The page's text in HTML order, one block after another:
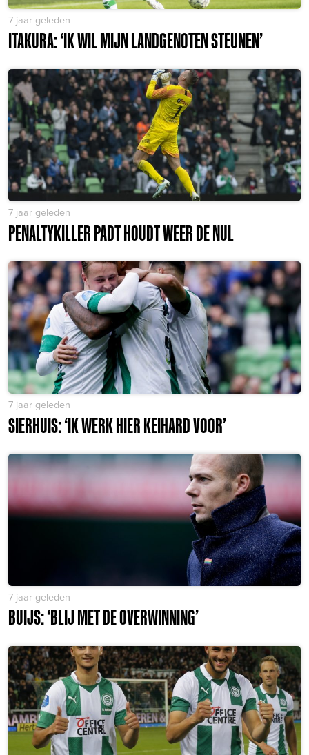
7 jaar geleden
ITAKURA: ‘IK WIL MIJN LANDGENOTEN STEUNEN’
7 jaar geleden
PENALTYKILLER PADT HOUDT WEER DE NUL
7 jaar geleden
SIERHUIS: ‘IK WERK HIER KEIHARD VOOR’
7 jaar geleden
BUIJS: ‘BLIJ MET DE OVERWINNING’